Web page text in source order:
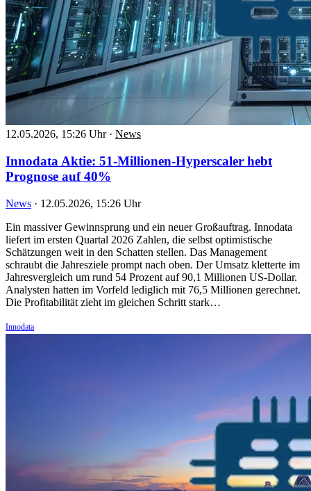
12.05.2026, 15:26 Uhr · News
Innodata Aktie: 51-Millionen-Hyperscaler hebt
Prognose auf 40%
News · 12.05.2026, 15:26 Uhr
Ein massiver Gewinnsprung und ein neuer Großauftrag. Innodata
liefert im ersten Quartal 2026 Zahlen, die selbst optimistische
Schätzungen weit in den Schatten stellen. Das Management
schraubt die Jahresziele prompt nach oben. Der Umsatz kletterte im
Jahresvergleich um rund 54 Prozent auf 90,1 Millionen US-Dollar.
Analysten hatten im Vorfeld lediglich mit 76,5 Millionen gerechnet.
Die Profitabilität zieht im gleichen Schritt stark…
Innodata